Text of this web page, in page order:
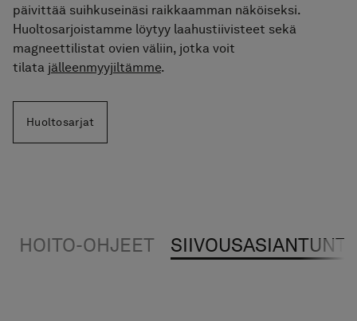
päivittää suihkuseinäsi raikkaamman näköiseksi.
Huoltosarjoistamme löytyy laahustiivisteet sekä
magneettilistat ovien väliin, jotka voit
tilata jälleenmyyjiltämme.
Huoltosarjat
HOITO-OHJEET